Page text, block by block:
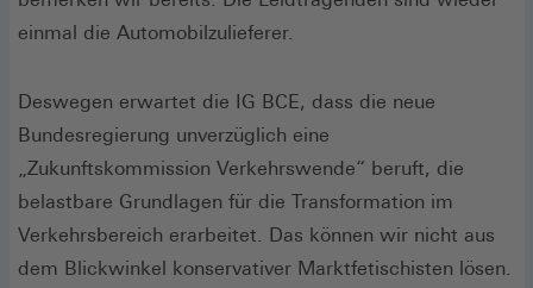
einmal die Automobilzulieferer.
Deswegen erwartet die IG BCE, dass die neue
Bundesregierung unverzüglich eine
„Zukunftskommission Verkehrswende“ beruft, die
belastbare Grundlagen für die Transformation im
Verkehrsbereich erarbeitet. Das können wir nicht aus
dem Blickwinkel konservativer Marktfetischisten lösen.